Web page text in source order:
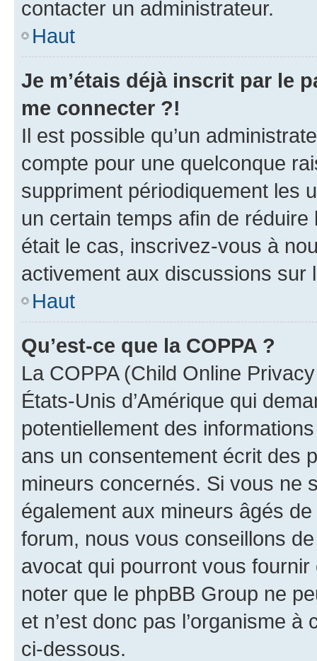
contacter un administrateur.
Haut
Je m’étais déjà inscrit par le
me connecter ?!
Il est possible qu’un
compte pour une quelconque
suppriment périodiquement les
un certain temps afin de
était le cas, inscrivez-vous à
activement aux discussions sur
Haut
Qu’est-ce que la COPPA ?
La COPPA (Child Online
États-Unis d’Amérique qui
potentiellement des
ans un consentement écrit des
mineurs concernés. Si vous ne
également aux mineurs âgés
forum, nous vous conseillons
avocat qui pourront vous
noter que le phpBB Group ne
et n’est donc pas l’organisme
ci-dessous.